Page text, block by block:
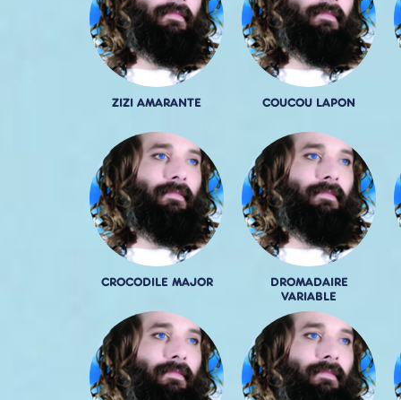
ZIZI AMARANTE COUCOU LAPON
CROCODILE MAJOR
DROMADAIRE
VARIABLE